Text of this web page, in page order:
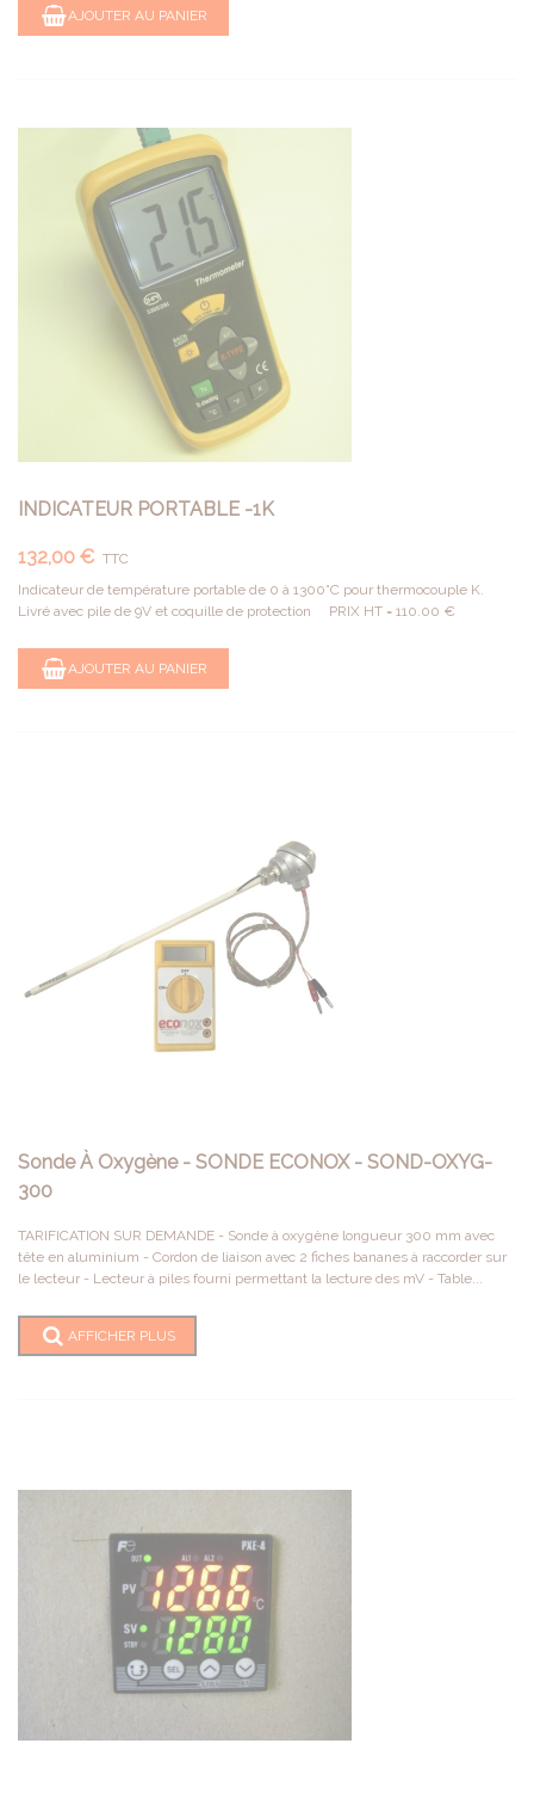
AJOUTER AU PANIER
INDICATEUR PORTABLE -1K
132,00 € TTC
Indicateur de température portable de 0 à 1300°C pour thermocouple K.
Livré avec pile de 9V et coquille de protection PRIX HT = 110.00 €
AJOUTER AU PANIER
Sonde À Oxygène - SONDE ECONOX - SOND-OXYG-
300
TARIFICATION SUR DEMANDE - Sonde à oxygène longueur 300 mm avec
tête en aluminium - Cordon de liaison avec 2 fiches bananes à raccorder sur
le lecteur - Lecteur à piles fourni permettant la lecture des mV - Table...
AFFICHER PLUS